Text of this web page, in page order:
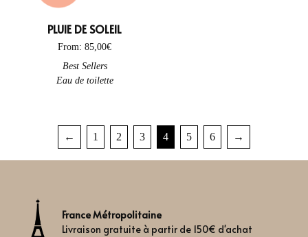
sombre
sucré(3)
tabac (2)
transparent
vanillé(6)
vert(17)
PLUIE DE SOLEIL
From:85,00€
This product has multiple variants. The options may be chosen
Best Sellers
Eau de toilette
← 1 2 3 4 5 6 →
France Métropolitaine
Livraison gratuite à partir de 150€ d'achat